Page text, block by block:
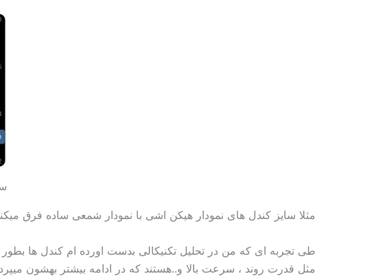
مثلا سایز کندل های نمودار هیکن اشی با نمودار شمعی ساده فرق
طی تجربه ای که من در تحلیل تکنیکالی بدست اورده ام کندل ها بطور
مثل قدرت روند ، سرعت بالا و..هستند که در ادامه بیشتر بهشون